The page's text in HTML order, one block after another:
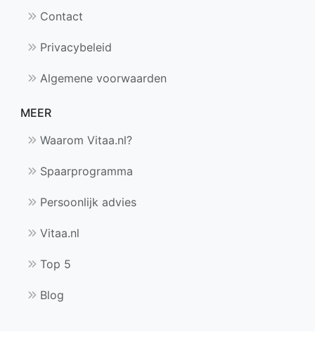
Contact
Privacybeleid
Algemene voorwaarden
MEER
Waarom Vitaa.nl?
Spaarprogramma
Persoonlijk advies
Vitaa.nl
Top 5
Blog